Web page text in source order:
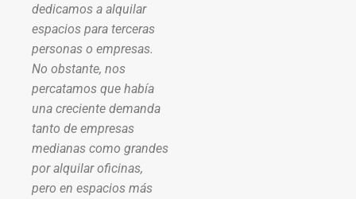
dedicamos a alquilar
espacios para terceras
personas o empresas.
No obstante, nos
percatamos que había
una creciente demanda
tanto de empresas
medianas como grandes
por alquilar oficinas,
pero en espacios más